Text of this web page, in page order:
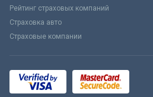
Рейтинг страховых компаний
Страховка авто
Страховые компании